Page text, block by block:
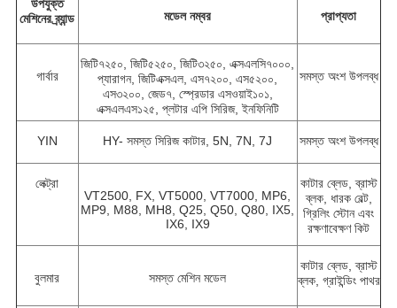
উপযুক্ত
মেশিনের ব্র্যান্ড
মডেল নম্বর প্রাপ্যতা
গার্বার
জিটি৭২৫০, জিটি৫২৫০, জিটি৩২৫০, এক্সএলসি৭০০০,
প্যারাগন, জিটিএক্সএল, এস৭২০০, এস৫২০০,
এস৩২০০, জেড৭, স্প্রেডার এসওয়াই১০১,
এক্সএলএস১২৫, প্লটার এপি সিরিজ, ইনফিনিটি
সমস্ত অংশ উপলব্ধ
YIN HY- সমস্ত সিরিজ কাটার, 5N, 7N, 7J সমস্ত অংশ উপলব্ধ
লেক্ট্রা
VT2500, FX, VT5000, VT7000, MP6,
MP9, M88, MH8, Q25, Q50, Q80, IX5,
IX6, IX9
কাটার ব্লেড, ব্রাস্ট
ব্লক, ধারক বেল্ট,
গ্রিলিং স্টোন এবং
রক্ষণাবেক্ষণ কিট
বুলমার সমস্ত মেশিন মডেল
কাটার ব্লেড, ব্রাস্ট
ব্লক, গ্রাইন্ডিং পাথর